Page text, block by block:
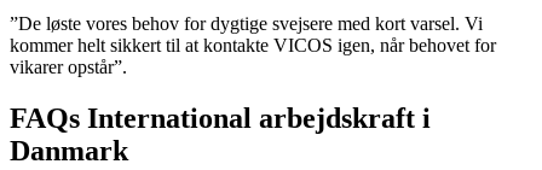
”De løste vores behov for dygtige svejsere med kort varsel. Vi
kommer helt sikkert til at kontakte VICOS igen, når behovet for
vikarer opstår”.
FAQs International arbejdskraft i
Danmark